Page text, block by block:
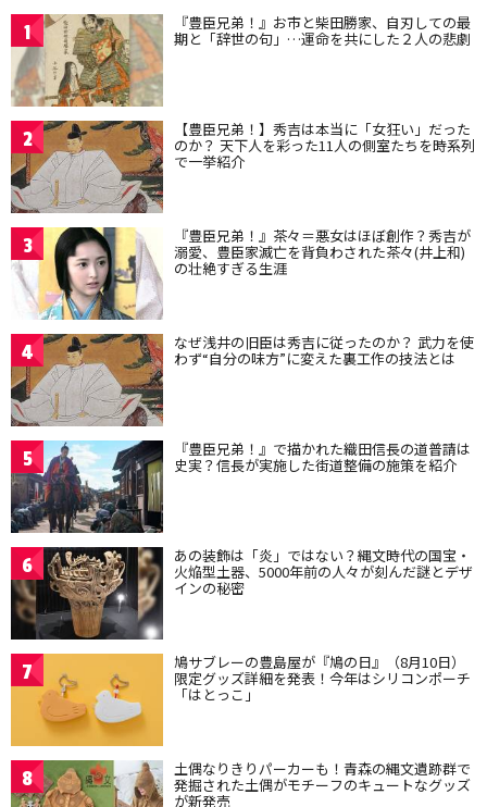
1 『豊臣兄弟！』お市と柴田勝家、自刃しての最
期と「辞世の句」…運命を共にした２人の悲劇
2 【豊臣兄弟！】秀吉は本当に「女狂い」だった
のか？ 天下人を彩った11人の側室たちを時系列
で一挙紹介
3 『豊臣兄弟！』茶々＝悪女はほぼ創作？秀吉が
溺愛、豊臣家滅亡を背負わされた茶々(井上和)
の壮絶すぎる生涯
4 なぜ浅井の旧臣は秀吉に従ったのか？ 武力を使
わず“自分の味方”に変えた裏工作の技法とは
5 『豊臣兄弟！』で描かれた織田信長の道普請は
史実？信長が実施した街道整備の施策を紹介
6 あの装飾は「炎」ではない？縄文時代の国宝・
火焔型土器、5000年前の人々が刻んだ謎とデザ
インの秘密
7 鳩サブレーの豊島屋が『鳩の日』（8月10日）
限定グッズ詳細を発表！今年はシリコンポーチ
「はとっこ」
8 土偶なりきりパーカーも！青森の縄文遺跡群で
発掘された土偶がモチーフのキュートなグッズ
が新発売